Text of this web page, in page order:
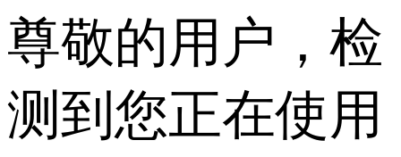
尊敬的用户，检
测到您正在使用